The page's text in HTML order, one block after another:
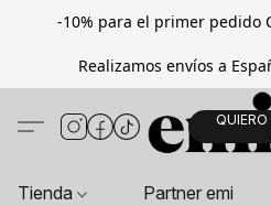
-10% para el primer pedido
Realizamos envíos a
Tienda Partner emi